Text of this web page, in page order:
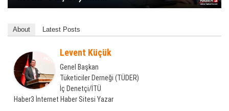
About Latest Posts
Levent Küçük
Genel Başkan
Tüketiciler Derneği (TÜDER)
İç Denetçi/İTÜ
Haber3 İnternet Haber Sitesi Yazar